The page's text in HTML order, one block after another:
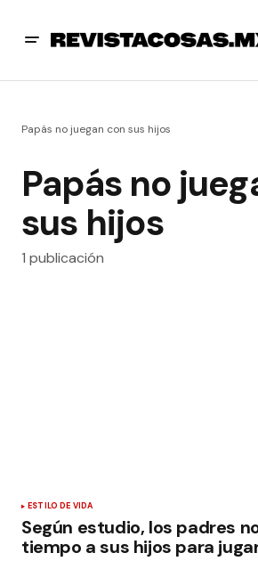
Papás no juegan con sus hijos
Papás no
sus hijos
1 publicación
ESTILO DE VIDA
Según estudio, los padres
tiempo a sus hijos para